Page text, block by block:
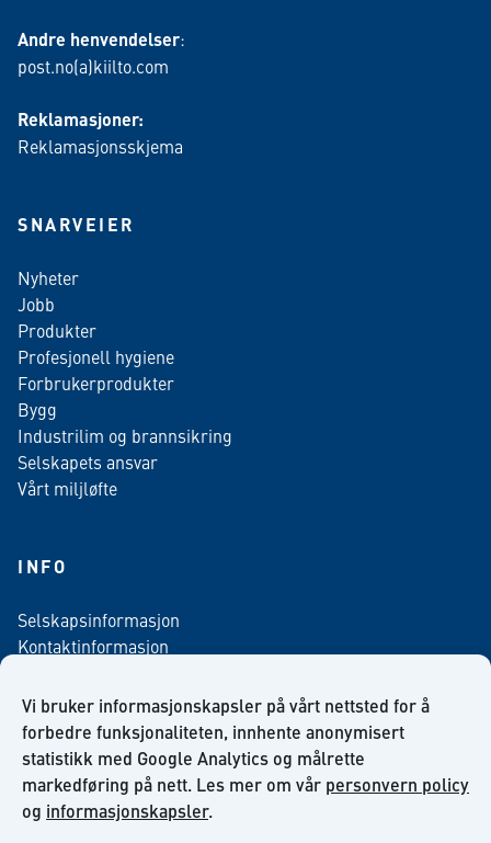
Vi bruker informasjonskapsler på vårt nettsted for å
forbedre funksjonaliteten, innhente anonymisert
statistikk med Google Analytics og målrette
markedføring på nett. Les mer om vår personvern policy
og informasjonskapsler.
Andre henvendelser:
post.no(a)kiilto.com
Reklamasjoner:
Reklamasjonsskjema
SNARVEIER
Nyheter
Jobb
Produkter
Profesjonell hygiene
Forbrukerprodukter
Bygg
Industrilim og brannsikring
Selskapets ansvar
Vårt miljløfte
INFO
Selskapsinformasjon
Kontaktinformasjon
Salgsbetingelser
Nyhetsbrev påmelding